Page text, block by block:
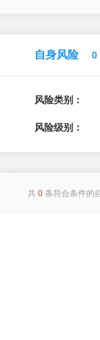
自身风险 0
风险类别：
风险级别：
共 0 条符合条件的